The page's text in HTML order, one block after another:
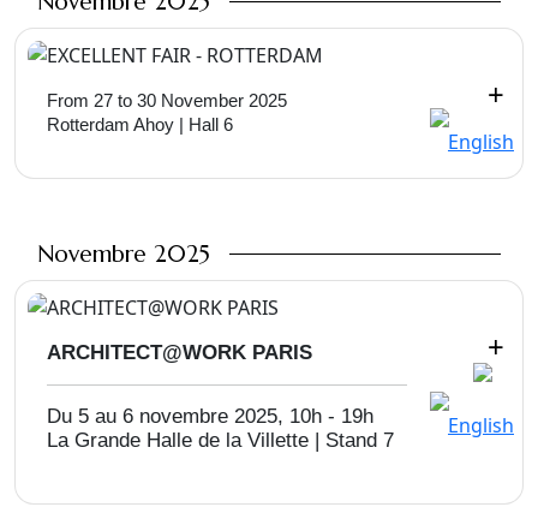
From 27 to 30 November 2025
Rotterdam Ahoy | Hall 6
+
Novembre 2025
ARCHITECT@WORK PARIS
Du 5 au 6 novembre 2025, 10h - 19h
La Grande Halle de la Villette | Stand 7
+